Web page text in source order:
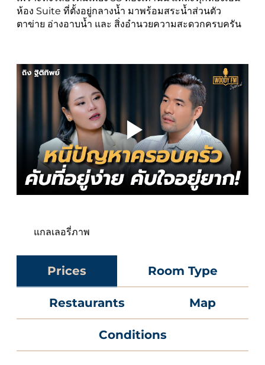
ห้อง Suite ที่ตั้งอยู่กลางน้ำ มาพร้อมสระน้ำส่วนตัว
ตาข่าย อ่างอาบน้ำ และ สิ่งอำนวยความสะดวกครบครัน
Prices Room Type
Restaurants Map
Conditions
แกลเลอรี่ภาพ